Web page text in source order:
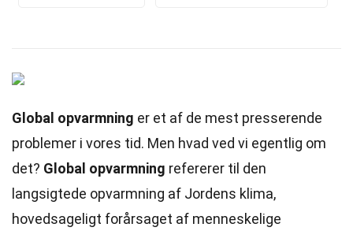
Global opvarmning er et af de mest presserende
problemer i vores tid. Men hvad ved vi egentlig om
det? Global opvarmning refererer til den
langsigtede opvarmning af Jordens klima,
hovedsageligt forårsaget af menneskelige